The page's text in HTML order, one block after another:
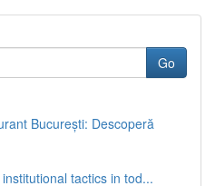
Go
București: Descoperă
tactics in tod...